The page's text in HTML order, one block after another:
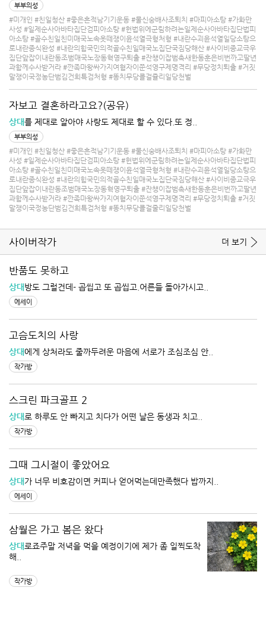
부부의성
#미개인 #친일청산 #좋은흔적남기기운동 #물신숭배사조퇴치 #마피아소탕 #가화만
사성 #일제순사아바타집단검피아소탕 #헌법위에군림하려는일제순사아바타집단법피
아소탕 #골수친일친미매국노속옷떼쟁이윤석열극형처형 #내란수괴윤석열일당소탕으
로내란종식완성 #내란의힘국민의적골수친일매국노집단국짐당해산 #사이비종교극우
집단앞잡이내란동조범매국노장동혁영구퇴출 #잔챙이잡범촉새한동훈은비번까고딸년
과함께수사받거라 #깐족마왕싸가지여혐자이쭌석영구제명격리 #무당정치퇴출 #거짓
말쟁이국정농단범김건희특검처형 #똥치무당콜걸쥴리일당천벌
자보고 결혼하라고요?(공유)
상대를 제대로 알아야 사랑도 제대로 할 수 있다.또 정..
부부의성
#미개인 #친일청산 #좋은흔적남기기운동 #물신숭배사조퇴치 #마피아소탕 #가화만
사성 #일제순사아바타집단검피아소탕 #헌법위에군림하려는일제순사아바타집단법피
아소탕 #골수친일친미매국노속옷떼쟁이윤석열극형처형 #내란수괴윤석열일당소탕으
로내란종식완성 #내란의힘국민의적골수친일매국노집단국짐당해산 #사이비종교극우
집단앞잡이내란동조범매국노장동혁영구퇴출 #잔챙이잡범촉새한동훈은비번까고딸년
과함께수사받거라 #깐족마왕싸가지여혐자이쭌석영구제명격리 #무당정치퇴출 #거짓
말쟁이국정농단범김건희특검처형 #똥치무당콜걸줄리일당천벌
사이버작가 더 보기
반품도 못하고
상대방도 그럴건데- 곱씹고 또 곱씹고.어른들 돌아가시고..
에세이
고슴도치의 사랑
상대에게 상처라도 줄까두려운 마음에 서로가 조심조심 안..
작가방
스크린 파크골프 2
상대 로 하루도 안 빠지고 치다가 어떤 날은 동생과 치고..
작가방
그때 그시절이 좋았어요
상대가 너무 비호감이면 커피나 얻어먹는데만족했다 밥까지..
에세이
삼월은 가고 봄은 왔다
상대 로죠주말 저녁을 먹을 예정이기에 제가 좀 일찍도착
해..
작가방